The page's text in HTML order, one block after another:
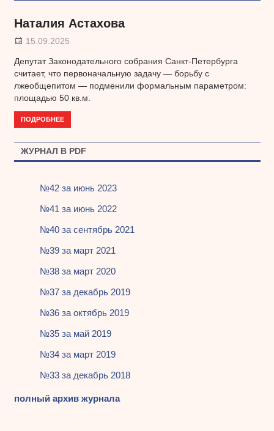
Наталия Астахова
15.09.2025
Депутат Законодательного собрания Санкт-Петербурга
считает, что первоначальную задачу — борьбу с
лжеобщепитом — подменили формальным параметром:
площадью 50 кв.м.
ПОДРОБНЕЕ
ЖУРНАЛ В PDF
№42 за июнь 2023
№41 за июнь 2022
№40 за сентябрь 2021
№39 за март 2021
№38 за март 2020
№37 за декабрь 2019
№36 за октябрь 2019
№35 за май 2019
№34 за март 2019
№33 за декабрь 2018
полный архив журнала